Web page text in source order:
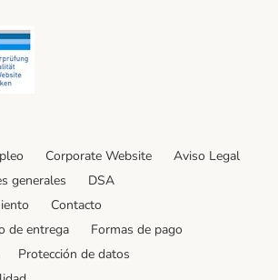
Corporate Website
Aviso Legal
generales
DSA
Contacto
de entrega
Formas de pago
Protección de datos